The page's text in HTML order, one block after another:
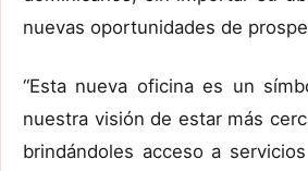
nuevas oportunidades de
“Esta nueva oficina es un
nuestra visión de estar más
brindándoles acceso a